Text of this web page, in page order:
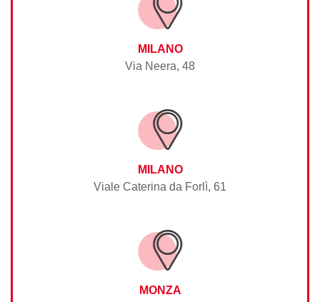
MILANO
Via Neera, 48
MILANO
Viale Caterina da Forlì, 61
MONZA